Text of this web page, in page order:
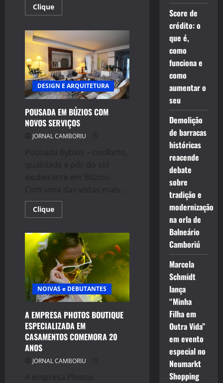
CliqueRead
more
de
calçados
deve
comprar
50%
de
seus
estoques
em
DESIGN E ARQUITETURA
POUSADA EM BÚZIOS COM
NOVOS SERVIÇOS
JORNAL CAMBORIU
Pousada Byblos – conforto,
qualidade e pôr do sol
exuberante em Búzios.
Com uma das vistas mais...
CliqueRead
more
EM
BÚZIOS
COM
NOVOS
SERVIÇOS
NOIVAS e DEBUTANTES
A EMPRESA PHOTOS BOUTIQUE
ESPECIALIZADA EM
CASAMENTOS COMEMORA 20
ANOS
JORNAL CAMBORIU
A empresa Photos
Score de
crédito: o
que é,
como
funciona e
como
aumentar o
seu
Demolição
de barracas
históricas
reacende
debate
sobre
tradição e
modernização
na orla de
Balneário
Camboriú
Marcela
Schmidt
lança
“Minha
Filha em
Outra Vida”
em evento
especial no
Neumarkt
Shopping